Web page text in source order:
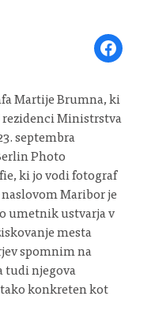
Share on
Martije Brumna, ki
Ministrstva
septembra
Photo
ki jo vodi fotograf
naslovom Maribor je
umetnik ustvarja v
mesta
spomnim na
tudi njegova
konkreten kot